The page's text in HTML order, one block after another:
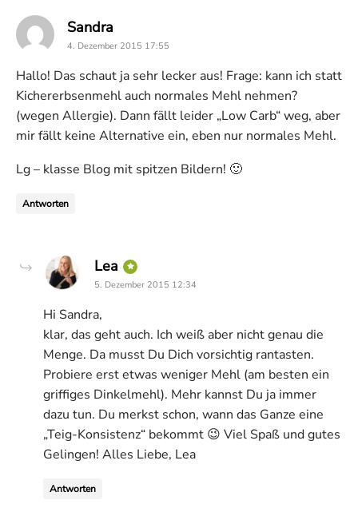
Sandra
4. Dezember 2015 17:55
Hallo! Das schaut ja sehr lecker aus! Frage: kann ich statt
Kichererbsenmehl auch normales Mehl nehmen?
(wegen Allergie). Dann fällt leider „Low Carb“ weg, aber
mir fällt keine Alternative ein, eben nur normales Mehl.
Lg – klasse Blog mit spitzen Bildern! 🙂
Antworten
Lea says:
5. Dezember 2015 12:34
Hi Sandra,
klar, das geht auch. Ich weiß aber nicht genau die
Menge. Da musst Du Dich vorsichtig rantasten.
Probiere erst etwas weniger Mehl (am besten ein
griffiges Dinkelmehl). Mehr kannst Du ja immer
dazu tun. Du merkst schon, wann das Ganze eine
„Teig-Konsistenz“ bekommt 😉 Viel Spaß und gutes
Gelingen! Alles Liebe, Lea
Antworten